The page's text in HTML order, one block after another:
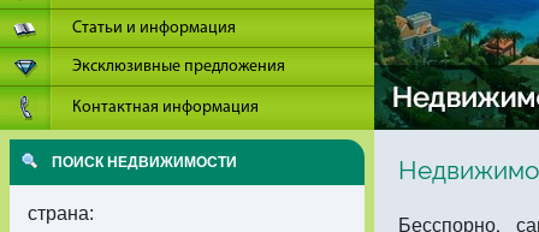
Статьи и информация
Эксклюзивные предложения
Контактная информация
ПОИСК НЕДВИЖИМОСТИ
страна:
Бесспорно,